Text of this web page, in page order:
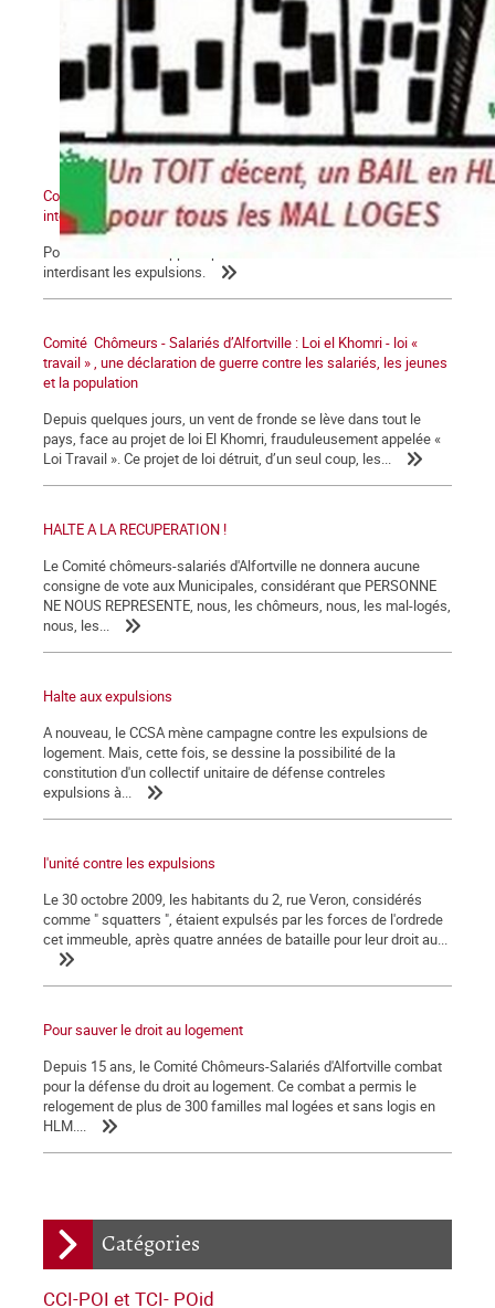
Catégories
CCI-POI et TCI- POid
Comité Chômeurs-Salariés d'Alfortville : Pétition pour une loi
interdisant les expulsions
Pour les familles frappées par la crise. Nous voulons une loi
interdisant les expulsions.
Comité Chômeurs - Salariés d’Alfortville : Loi el Khomri - loi «
travail » , une déclaration de guerre contre les salariés, les jeunes
et la population
Depuis quelques jours, un vent de fronde se lève dans tout le
pays, face au projet de loi El Khomri, frauduleusement appelée «
Loi Travail ». Ce projet de loi détruit, d’un seul coup, les...
HALTE A LA RECUPERATION !
Le Comité chômeurs-salariés d'Alfortville ne donnera aucune
consigne de vote aux Municipales, considérant que PERSONNE
NE NOUS REPRESENTE, nous, les chômeurs, nous, les mal-logés,
nous, les...
Halte aux expulsions
A nouveau, le CCSA mène campagne contre les expulsions de
logement. Mais, cette fois, se dessine la possibilité de la
constitution d'un collectif unitaire de défense contreles
expulsions à...
l'unité contre les expulsions
Le 30 octobre 2009, les habitants du 2, rue Veron, considérés
comme " squatters ", étaient expulsés par les forces de l'ordrede
cet immeuble, après quatre années de bataille pour leur droit au...
Pour sauver le droit au logement
Depuis 15 ans, le Comité Chômeurs-Salariés d'Alfortville combat
pour la défense du droit au logement. Ce combat a permis le
relogement de plus de 300 familles mal logées et sans logis en
HLM....